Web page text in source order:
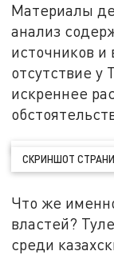
Материалы
анализ
источников и
отсутствие у
искреннее
СКРИНШОТ
Что же
властей?
среди